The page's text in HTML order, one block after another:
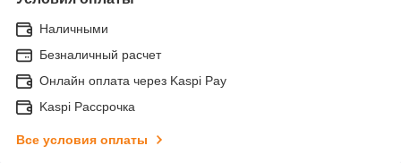
Наличными
Безналичный расчет
Онлайн оплата через Kaspi Pay
Kaspi Рассрочка
Все условия оплаты